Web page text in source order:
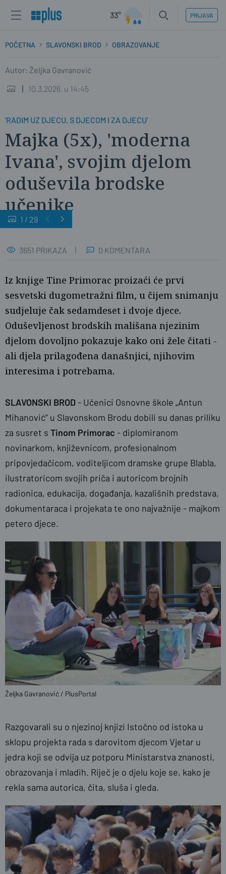
33° PRIJAVA
POČETNA SLAVONSKI BROD OBRAZOVANJE
Autor: Željka Gavranović
10.3.2026. u 14:45
'RADIM UZ DJECU, S DJECOM I ZA DJECU'
Majka (5x), 'moderna
Ivana', svojim djelom
oduševila brodske
učenike
1 / 29
3651 PRIKAZA 0 KOMENTARA
Iz knjige Tine Primorac proizaći će prvi
sesvetski dugometražni film, u čijem snimanju
sudjeluje čak sedamdeset i dvoje djece.
Oduševljenost brodskih mališana njezinim
djelom dovoljno pokazuje kako oni žele čitati -
ali djela prilagođena današnjici, njihovim
interesima i potrebama.
SLAVONSKI BROD- Učenici Osnovne škole „Antun
Mihanović“ u Slavonskom Brodu dobili su danas priliku
za susret s Tinom Primorac - diplomiranom
novinarkom, književnicom, profesionalnom
pripovjedačicom, voditeljicom dramske grupe Blabla,
ilustratoricom svojih priča i autoricom brojnih
radionica, edukacija, događanja, kazališnih predstava,
dokumentaraca i projekata te ono najvažnije - majkom
petero djece.
Željka Gavranović / PlusPortal
Razgovarali su o njezinoj knjizi Istočno od istoka u
sklopu projekta rada s darovitom djecom Vjetar u
jedra koji se odvija uz potporu Ministarstva znanosti,
obrazovanja i mladih. Riječ je o djelu koje se, kako je
rekla sama autorica, čita, sluša i gleda.